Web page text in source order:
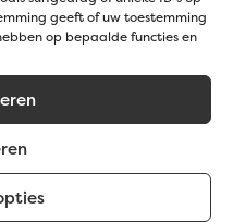
geeft of uw toestemming
op bepaalde functies en
100g/50m²
Annuel, Explosion colorée